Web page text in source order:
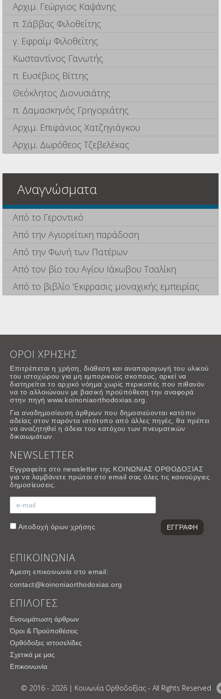
Αρχιμ. Γεώργιος Καψάνης
π. Σάββας Φιλοθεΐτης
γ. Εφραίμ Φιλοθεΐτης
Κωσταντίνος Γανωτής
π. Ευσέβιος Βίττης
Θεόκλητος Διονυσιάτης
π. Δαμασκηνός Γρηγοριάτης
Αρχιμ. Επιφάνιος Χατζηγιάγκου
Αρχιμ. Δωρόθεος Τζεβελέκας
Αναγνώσματα
Από το Γεροντικό
Από την Αγιορείτικη παράδοση
Από την Φωνή των Πατέρων
Από τον βίο του Αγίου Ιάκωβου Τσαλίκη
Από το βιβλίο 'Εκφρασις μοναχικής εμπειρίας
ΟΡΟΙ ΧΡΗΣΗΣ
Επιτρέπεται η χρήση, διάθεση και αναπαραγωγή του υλικού
του ιστοχώρου για μη εμπορικούς σκοπους, αρκεί να
διατηρείται το αρχικό νόημα χωρίς περικοπές που πιθανόν
να το αλλοιώνουν με βασική προϋπόθεση την αναφορά
στην πηγή www.koinoniaorthodoxias.org.
Για αναδημοσίευση άρθρων που δημοσιεύονται κατόπιν
αδείας στον παρόντα ιστότοπο από άλλες πηγές, θα πρέπει
να αναζητηθεί η άδεια του κατόχου των πνευματικών
δικαιωμάτων.
NEWSLETTER
Εγγραφείτε στο newsletter της ΚΟΙΝΩΝΙΑΣ ΟΡΘΟΔΟΞΙΑΣ
για να λαμβάνετε πρώτοι στο email σας όλες τις καινούργιες
δημοσίευσεις.
Αποδοχή όρων χρήσης
ΕΠΙΚΟΙΝΩΝΙΑ
Άμεση επικοινωνία στο email:
contact@koinoniaorthodoxias.org
ΕΠΙΛΟΓΕΣ
Ενσωμάτωση άρθρων
Όροι & Προϋποθέσεις
Ορθόδοξες ιστοσελίδες
Σχετικά με μας
Επικοινωνία
© 2016 - 2026 | Κοινωνία Ορθοδοξίας - All Rights Reserved